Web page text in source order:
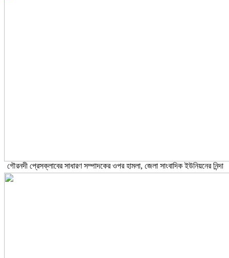
গৌরনদী প্রেসক্লাবের সাধারণ সম্পাদকের ওপর হামলা, জেলা সাংবাদিক ইউনিয়নের নিন্দা